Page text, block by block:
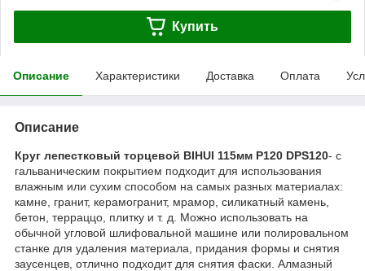
Купить
Описание Характеристики Доставка Оплата
Описание
Круг лепестковый торцевой BIHUI 115мм P120 DPS120- с
гальваническим покрытием подходит для использования
влажным или сухим способом на самых разных материалах:
камне, гранит, керамогранит, мрамор, силикатный камень,
бетон, терраццо, плитку и т. д. Можно использовать на
обычной угловой шлифовальной машине или полировальном
станке для удаления материала, придания формы и снятия
заусенцев, отлично подходит для снятия фаски. Алмазный